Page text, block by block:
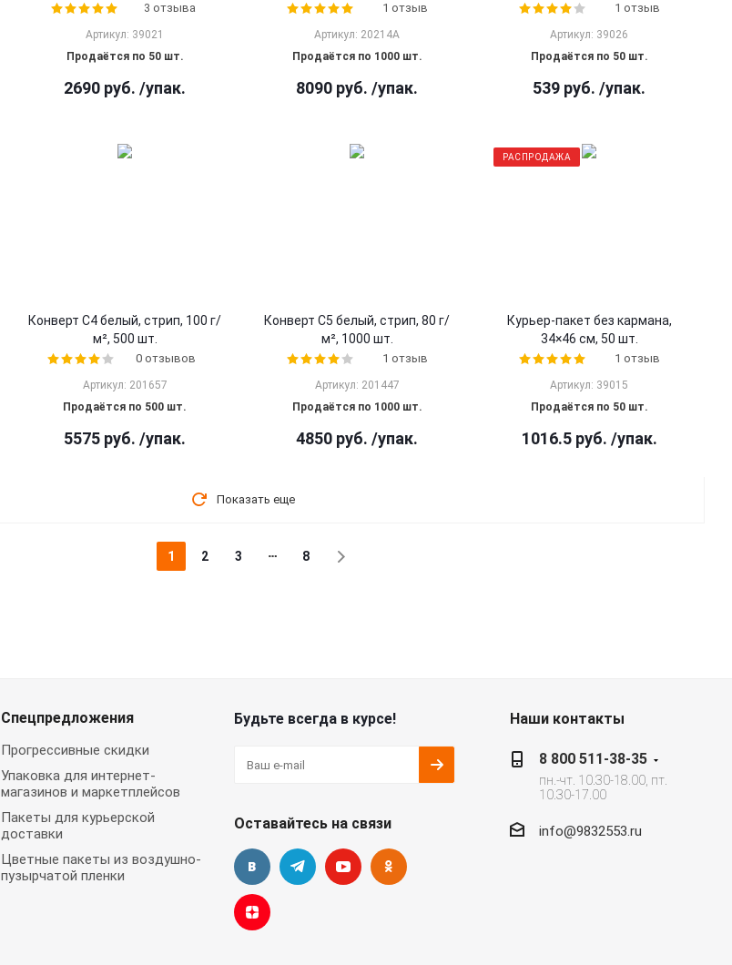
3 отзыва
Артикул: 39021
Продаётся по 50 шт.
2690 руб. /упак.
1 отзыв
Артикул: 20214A
Продаётся по 1000 шт.
8090 руб. /упак.
1 отзыв
Артикул: 39026
Продаётся по 50 шт.
539 руб. /упак.
Конверт С4 белый, стрип, 100 г/
м², 500 шт.
0 отзывов
Артикул: 201657
Продаётся по 500 шт.
5575 руб. /упак.
Конверт С5 белый, стрип, 80 г/
м², 1000 шт.
1 отзыв
Артикул: 201447
Продаётся по 1000 шт.
4850 руб. /упак.
РАСПРОДАЖА
Курьер-пакет без кармана,
34×46 см, 50 шт.
1 отзыв
Артикул: 39015
Продаётся по 50 шт.
1016.5 руб. /упак.
Показать еще
1 2 3 8
Спецпредложения
Прогрессивные скидки
Упаковка для интернет-
магазинов и маркетплейсов
Пакеты для курьерской
доставки
Цветные пакеты из воздушно-
пузырчатой пленки
Будьте всегда в курсе!
Оставайтесь на связи
Наши контакты
8 800 511-38-35
пн.-чт. 10.30-18.00, пт.
10.30-17.00
info@9832553.ru